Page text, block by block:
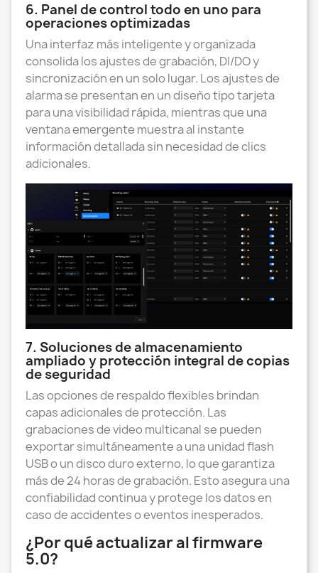
6. Panel de control todo en uno para
operaciones optimizadas
Una interfaz más inteligente y organizada
consolida los ajustes de grabación, DI/DO y
sincronización en un solo lugar. Los ajustes de
alarma se presentan en un diseño tipo tarjeta
para una visibilidad rápida, mientras que una
ventana emergente muestra al instante
información detallada sin necesidad de clics
adicionales.
7. Soluciones de almacenamiento
ampliado y protección integral de copias
de seguridad
Las opciones de respaldo flexibles brindan
capas adicionales de protección. Las
grabaciones de video multicanal se pueden
exportar simultáneamente a una unidad flash
USB o un disco duro externo, lo que garantiza
más de 24 horas de grabación. Esto asegura una
confiabilidad continua y protege los datos en
caso de accidentes o eventos inesperados.
¿Por qué actualizar al firmware
5.0?